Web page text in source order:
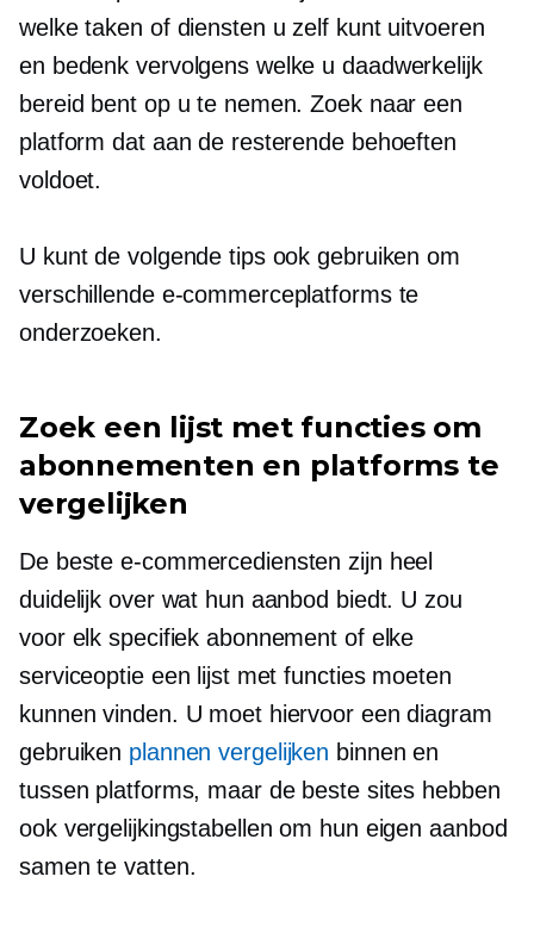
welke taken of diensten u zelf kunt uitvoeren
en bedenk vervolgens welke u daadwerkelijk
bereid bent op u te nemen. Zoek naar een
platform dat aan de resterende behoeften
voldoet.
U kunt de volgende tips ook gebruiken om
verschillende e-commerceplatforms te
onderzoeken.
Zoek een lijst met functies om
abonnementen en platforms te
vergelijken
De beste e-commercediensten zijn heel
duidelijk over wat hun aanbod biedt. U zou
voor elk specifiek abonnement of elke
serviceoptie een lijst met functies moeten
kunnen vinden. U moet hiervoor een diagram
gebruiken plannen vergelijken binnen en
tussen platforms, maar de beste sites hebben
ook vergelijkingstabellen om hun eigen aanbod
samen te vatten.